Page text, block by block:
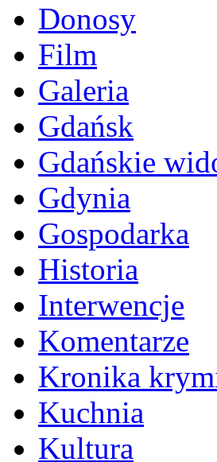
Donosy
Film
Galeria
Gdańsk
Gdańskie
Gdynia
Gospodarka
Historia
Interwencje
Komentarze
Kronika
Kuchnia
Kultura